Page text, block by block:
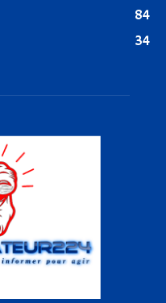
84
34